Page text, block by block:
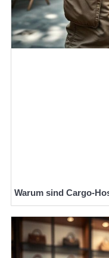
Warum sind Cargo-